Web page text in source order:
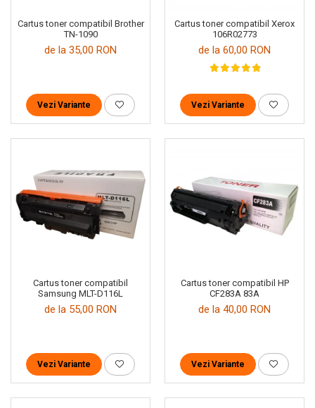
Cartus toner compatibil Brother
TN-1090
de la 35,00 RON
Vezi Variante
Cartus toner compatibil Xerox
106R02773
de la 60,00 RON
Vezi Variante
Cartus toner compatibil
Samsung MLT-D116L
de la 55,00 RON
Vezi Variante
Cartus toner compatibil HP
CF283A 83A
de la 40,00 RON
Vezi Variante